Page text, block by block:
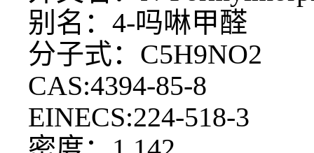
别名： 4-吗啉甲醛
分子式： C5H9NO2
CAS:4394-85-8
EINECS:224-518-3